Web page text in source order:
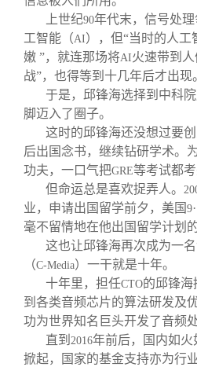
上世纪90年代末，信号处
工智能（AI），但“当时的人工
嫩 ”，就连那场将AI火速带到
战”，也得等到十几年后才出现
于是，邱锋海选择到中科
脚迈入了圈子。
这时的邱锋海还没想过要
后出国念书，继续钻研学术。
功夫，一口气把GRE等考试都考
但命运总是喜欢捉弄人。
业，申请出国留学前夕，美国 9·
毫不留情地在他出国留学计划
这也让邱锋海再次成为一
（C-Media）一干就是十年。
十年里，担任CTO的邱锋海
到各类音频芯片的算法研发及
功为世界知名巨头开发了音频
直到 2016年前后，国内如火
掀起，国家的基金支持亦为行